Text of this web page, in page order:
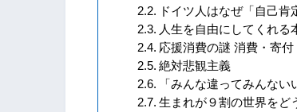
ドイツ人はなぜ「自己肯
人生を自由にしてくれる
応援消費の謎 消費・寄
絶対悲観主義
「みんな違ってみんな
生まれが９割の世界をど